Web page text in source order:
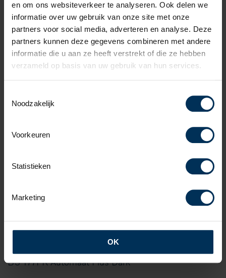
en om ons websiteverkeer te analyseren. Ook delen we
informatie over uw gebruik van onze site met onze
partners voor social media, adverteren en analyse. Deze
partners kunnen deze gegevens combineren met andere
informatie die u aan ze heeft verstrekt of die ze hebben
verzameld op basis van uw gebruik van hun services.
Noodzakelijk
Voorkeuren
Statistieken
Marketing
OK
Boxmeer
€669,65
p/m (financial lease*)
€43.840,-
Volvo XC40 (EX40)
B3 177PK Automaat Plus Dark